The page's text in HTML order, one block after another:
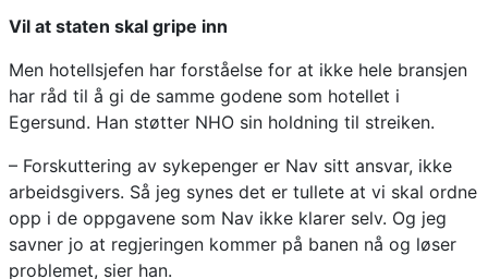
Vil at staten skal gripe inn
Men hotellsjefen har forståelse for at ikke hele bransjen
har råd til å gi de samme godene som hotellet i
Egersund. Han støtter NHO sin holdning til streiken.
– Forskuttering av sykepenger er Nav sitt ansvar, ikke
arbeidsgivers. Så jeg synes det er tullete at vi skal ordne
opp i de oppgavene som Nav ikke klarer selv. Og jeg
savner jo at regjeringen kommer på banen nå og løser
problemet, sier han.